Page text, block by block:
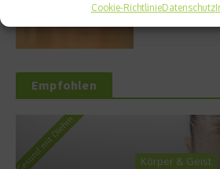
Cookie-RichtlinieDatenschutz
Empfohlen
Körper & Geist